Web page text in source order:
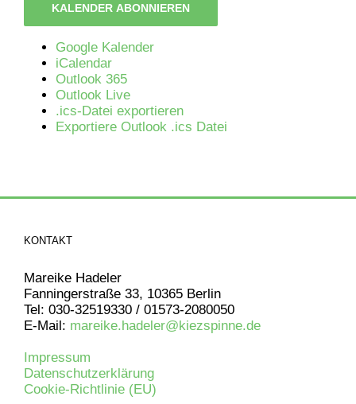
KALENDER ABONNIEREN
Google Kalender
iCalendar
Outlook 365
Outlook Live
.ics-Datei exportieren
Exportiere Outlook .ics Datei
KONTAKT
Mareike Hadeler
Fanningerstraße 33, 10365 Berlin
Tel: 030-32519330 / 01573-2080050
E-Mail: mareike.hadeler@kiezspinne.de
Impressum
Datenschutzerklärung
Cookie-Richtlinie (EU)